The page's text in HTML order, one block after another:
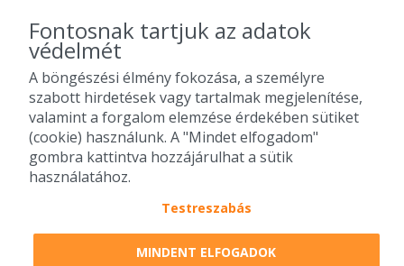
2010-2026 Copyright - Falatozz.hu - Diston-line Kft.
Pizza, gyros, hamburger, menük kedvező áron, egy helyen az összes
étterem ajánlata.
Fontosnak tartjuk az adatok
védelmét
A böngészési élmény fokozása, a személyre
szabott hirdetések vagy tartalmak megjelenítése,
valamint a forgalom elemzése érdekében sütiket
(cookie) használunk. A "Mindet elfogadom"
gombra kattintva hozzájárulhat a sütik
használatához.
Testreszabás
MINDENT ELFOGADOK